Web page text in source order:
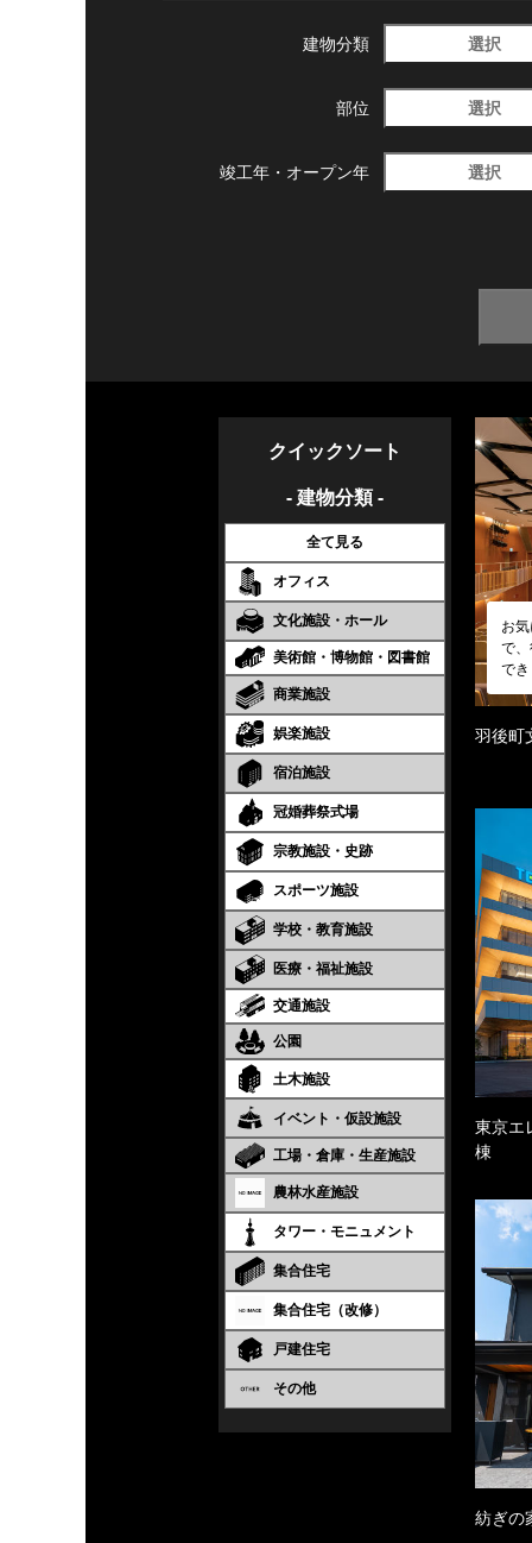
建物分類 選択
部位 選択
竣工年・ オープン年 選択
クイックソート
- 建物分類 -
全て見る
オフィス
文化施設・ホール
美術館・博物館・図書館
商業施設
娯楽施設
宿泊施設
冠婚葬祭式場
宗教施設・史跡
スポーツ施設
学校・教育施設
医療・福祉施設
交通施設
公園
土木施設
イベント・仮設施設
工場・倉庫・生産施設
農林水産施設
タワー・モニュメント
集合住宅
集合住宅（改修）
戸建住宅
その他
お
で
で
羽後
東京エ
棟
紡ぎの